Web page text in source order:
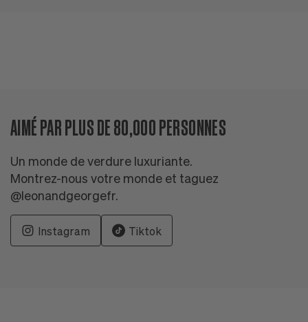
AIMÉ PAR PLUS DE 80,000 PERSONNES
Un monde de verdure luxuriante.
Montrez-nous votre monde et taguez
@leonandgeorgefr.
Instagram Tiktok